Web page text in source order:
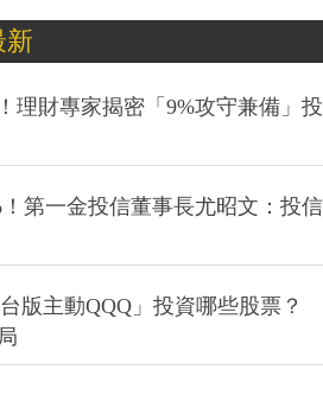
新
理財專家揭密「9%攻守兼備」投
第一金投信董事長尤昭文：投信
版主動QQQ」投資哪些股票？